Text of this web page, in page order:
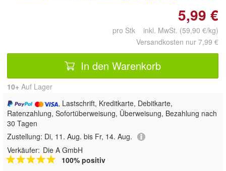
5,99 €
pro Stk inkl. MwSt. (59,90 €/kg)
Versandkosten nur 7,99 €
In den Warenkorb
10+ Auf Lager
, Lastschrift, Kreditkarte, Debitkarte,
Ratenzahlung, Sofortüberweisung, Überweisung, Bezahlung nach
30 Tagen
Zustellung: Di, 11. Aug. bis Fr, 14. Aug.
Verkäufer: Die A GmbH
100% positiv